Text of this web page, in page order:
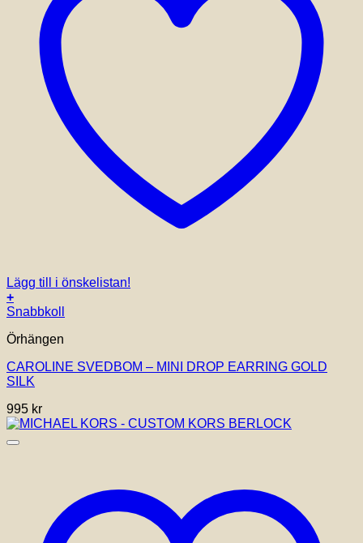
Lägg till i önskelistan!
+
Snabbkoll
Örhängen
CAROLINE SVEDBOM – MINI DROP EARRING GOLD
SILK
995 kr